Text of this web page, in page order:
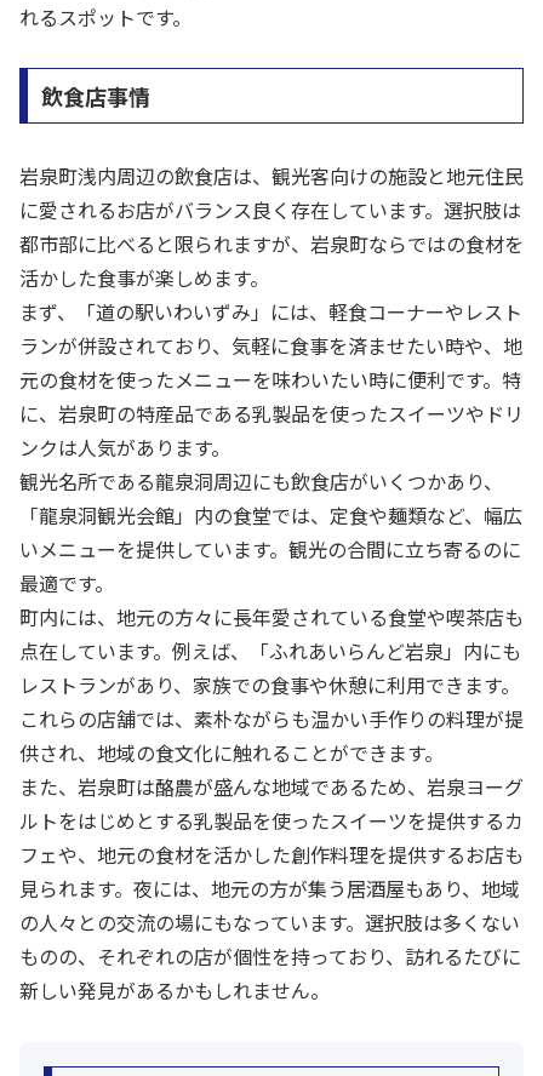
れるスポットです。
飲食店事情
岩泉町浅内周辺の飲食店は、観光客向けの施設と地元住民
に愛されるお店がバランス良く存在しています。選択肢は
都市部に比べると限られますが、岩泉町ならではの食材を
活かした食事が楽しめます。
まず、「道の駅いわいずみ」には、軽食コーナーやレスト
ランが併設されており、気軽に食事を済ませたい時や、地
元の食材を使ったメニューを味わいたい時に便利です。特
に、岩泉町の特産品である乳製品を使ったスイーツやドリ
ンクは人気があります。
観光名所である龍泉洞周辺にも飲食店がいくつかあり、
「龍泉洞観光会館」内の食堂では、定食や麺類など、幅広
いメニューを提供しています。観光の合間に立ち寄るのに
最適です。
町内には、地元の方々に長年愛されている食堂や喫茶店も
点在しています。例えば、「ふれあいらんど岩泉」内にも
レストランがあり、家族での食事や休憩に利用できます。
これらの店舗では、素朴ながらも温かい手作りの料理が提
供され、地域の食文化に触れることができます。
また、岩泉町は酪農が盛んな地域であるため、岩泉ヨーグ
ルトをはじめとする乳製品を使ったスイーツを提供するカ
フェや、地元の食材を活かした創作料理を提供するお店も
見られます。夜には、地元の方が集う居酒屋もあり、地域
の人々との交流の場にもなっています。選択肢は多くない
ものの、それぞれの店が個性を持っており、訪れるたびに
新しい発見があるかもしれません。